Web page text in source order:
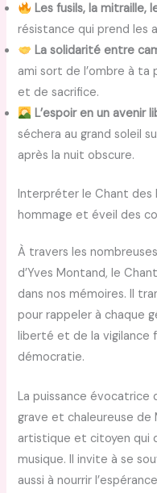
Les fusils, la mitraille,
résistance qui prend les
La solidarité entre
ami sort de l’ombre à ta
et de sacrifice.
L’espoir en un avenir
séchera au grand soleil
après la nuit obscure.
Interpréter le Chant des
hommage et éveil des
À travers les
d’Yves Montand, le
dans nos mémoires. Il
pour rappeler à chaque
liberté et de la vigilance
démocratie.
La puissance évocatrice
grave et chaleureuse de
artistique et citoyen qui
musique. Il invite à se
aussi à nourrir